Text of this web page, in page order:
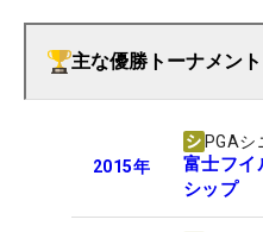
主な優勝トーナメント
2015年
PGAシ
富士フイ
シップ